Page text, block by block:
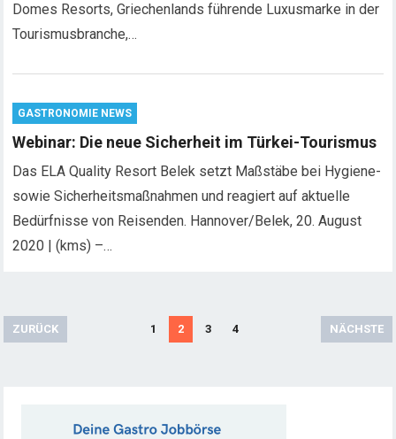
Domes Resorts, Griechenlands führende Luxusmarke in der
Tourismusbranche,…
GASTRONOMIE NEWS
Webinar: Die neue Sicherheit im Türkei-Tourismus
Das ELA Quality Resort Belek setzt Maßstäbe bei Hygiene-
sowie Sicherheitsmaßnahmen und reagiert auf aktuelle
Bedürfnisse von Reisenden. Hannover/Belek, 20. August
2020 | (kms) –…
ZURÜCK 1 2 3 4 NÄCHSTE